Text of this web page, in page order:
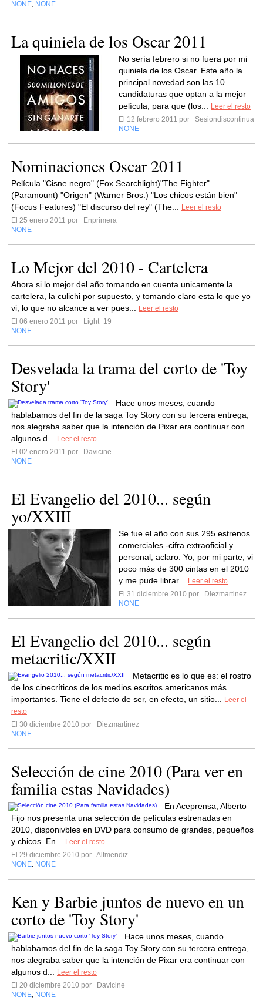
NONE NONE
La quiniela de los Oscar 2011
No sería febrero si no fuera por mi
quiniela de los Oscar. Este año la
principal novedad son las 10
candidaturas que optan a la mejor
película, para que (los...
Leer el resto
El 12 febrero 2011 por
Sesiondiscontinua
NONE
Nominaciones Oscar 2011
Película "Cisne negro" (Fox Searchlight)"The Fighter"
(Paramount) "Origen" (Warner Bros.) "Los chicos están bien"
(Focus Features) "El discurso del rey" (The...
Leer el resto
El 25 enero 2011 por
Enprimera
NONE
Lo Mejor del 2010 - Cartelera
Ahora si lo mejor del año tomando en cuenta unicamente la
cartelera, la culichi por supuesto, y tomando claro esta lo que yo
vi, lo que no alcance a ver pues...
Leer el resto
El 06 enero 2011 por
Light_19
NONE
Desvelada la trama del corto de 'Toy
Story'
Hace unos meses, cuando
hablabamos del fin de la saga Toy Story con su tercera entrega,
nos alegraba saber que la intención de Pixar era continuar con
algunos d...
Leer el resto
El 02 enero 2011 por
Davicine
NONE
El Evangelio del 2010... según
yo/XXIII
Se fue el año con sus 295 estrenos
comerciales -cifra extraoficial y
personal, aclaro. Yo, por mi parte, vi
poco más de 300 cintas en el 2010
y me pude librar...
Leer el resto
El 31 diciembre 2010 por
Diezmartinez
NONE
El Evangelio del 2010... según
metacritic/XXII
Metacritic es lo que es: el rostro
de los cinecríticos de los medios escritos americanos más
importantes. Tiene el defecto de ser, en efecto, un sitio...
Leer el
resto
El 30 diciembre 2010 por
Diezmartinez
NONE
Selección de cine 2010 (Para ver en
familia estas Navidades)
En Aceprensa, Alberto
Fijo nos presenta una selección de películas estrenadas en
2010, disponivbles en DVD para consumo de grandes, pequeños
y chicos. En...
Leer el resto
El 29 diciembre 2010 por Alfmendiz
NONE NONE
Ken y Barbie juntos de nuevo en un
corto de 'Toy Story'
Hace unos meses, cuando
hablabamos del fin de la saga Toy Story con su tercera entrega,
nos alegraba saber que la intención de Pixar era continuar con
algunos d...
Leer el resto
El 20 diciembre 2010 por
Davicine
NONE NONE